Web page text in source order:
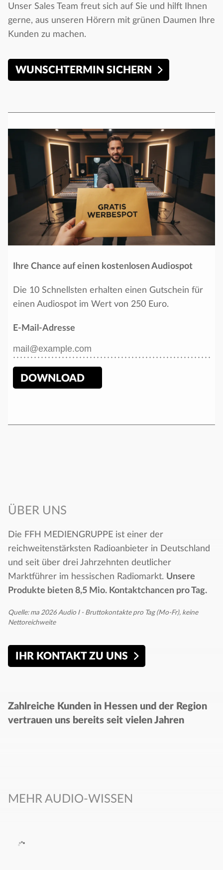
Unser Sales Team freut sich auf Sie und hilft Ihnen
gerne, aus unseren Hörern mit grünen Daumen Ihre
Kunden zu machen.
WUNSCHTERMIN SICHERN
Ihre Chance auf einen kostenlosen Audiospot
Die 10 Schnellsten erhalten einen Gutschein für
einen Audiospot im Wert von 250 Euro.
E-Mail-Adresse
ÜBER UNS
Die FFH MEDIENGRUPPE ist einer der
reichweitenstärksten Radioanbieter in Deutschland
und seit über drei Jahrzehnten deutlicher
Marktführer im hessischen Radiomarkt. Unsere
Produkte bieten 8,5 Mio. Kontaktchancen pro Tag.​
Quelle: ma 2026 Audio I - Bruttokontakte pro Tag (Mo-Fr), keine
Nettoreichweite
IHR KONTAKT ZU UNS
Zahlreiche Kunden in Hessen und der Region
vertrauen uns bereits seit vielen Jahren
MEHR AUDIO-WISSEN